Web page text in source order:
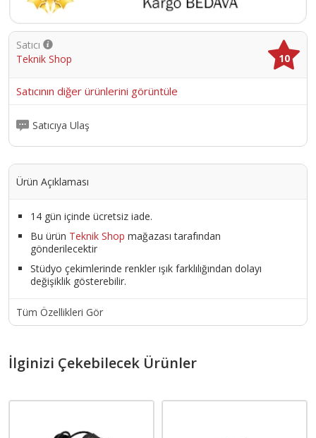
Satıcı
Teknik Shop
10
Satıcının diğer ürünlerini görüntüle
Satıcıya Ulaş
Ürün Açıklaması
14 gün içinde ücretsiz iade.
Bu ürün Teknik Shop mağazası tarafından
gönderilecektir
Stüdyo çekimlerinde renkler ışık farklılığından dolayı
değişiklik gösterebilir.
Tüm Özellikleri Gör
İlginizi Çekebilecek Ürünler